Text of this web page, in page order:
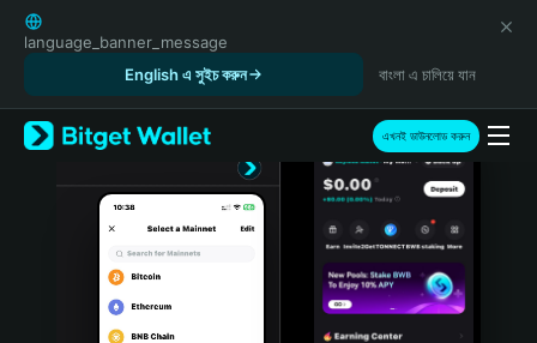
English
日本語
Русский
Español (Latinoamérica)
Türkçe
Português (Portugal)
language_banner_message
English এ সুইচ করুন
বাংলা এ চালিয়ে যান
এখনই ডাউনলোড করুন